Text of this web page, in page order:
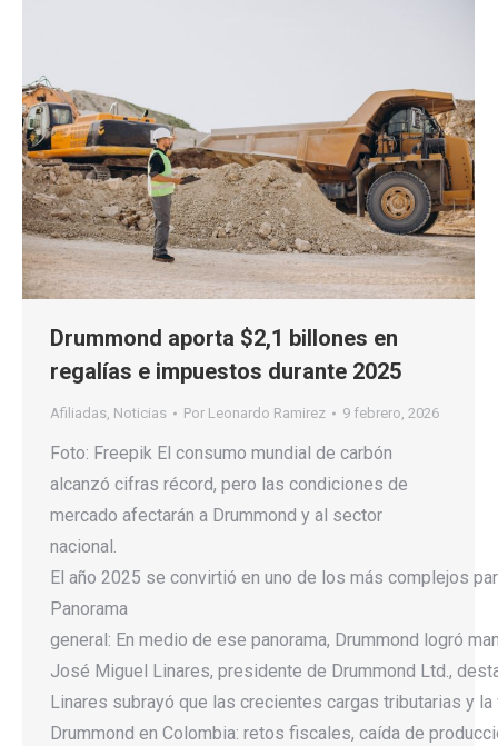
Drummond aporta $2,1 billones en
regalías e impuestos durante 2025
Afiliadas, Noticias Por Leonardo Ramirez 9 febrero, 2026
Foto: Freepik El consumo mundial de carbón
alcanzó cifras récord, pero las condiciones de
mercado afectarán a Drummond y al sector
nacional.
El año 2025 se convirtió en uno de los más complejos
Panorama
general: En medio de ese panorama, Drummond logró
José Miguel Linares, presidente de Drummond Ltd.,
Linares subrayó que las crecientes cargas tributarias y
Drummond en Colombia: retos fiscales, caída de